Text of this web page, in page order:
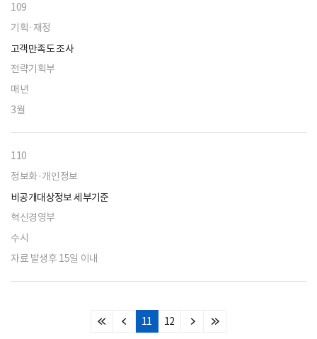
109
기획·재정
고객만족도 조사
전략기획부
매년
3월
110
정보화·개인정보
비공개대상정보 세부기준
혁신경영부
수시
자료 발생후 15일 이내
처
이
11 12
다
마